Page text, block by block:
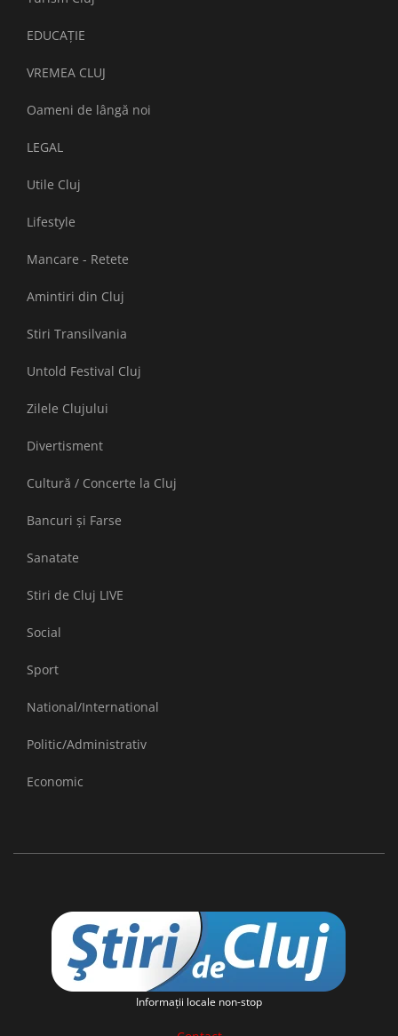
EDUCAȚIE
VREMEA CLUJ
Oameni de lângă noi
LEGAL
Utile Cluj
Lifestyle
Mancare - Retete
Amintiri din Cluj
Stiri Transilvania
Untold Festival Cluj
Zilele Clujului
Divertisment
Cultură / Concerte la Cluj
Bancuri și Farse
Sanatate
Stiri de Cluj LIVE
Social
Sport
National/International
Politic/Administrativ
Economic
Informaţii locale non-stop